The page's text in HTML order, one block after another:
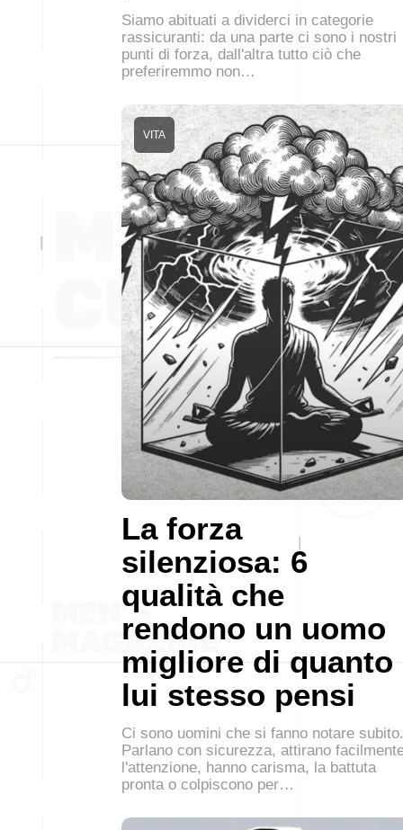
Siamo abituati a dividerci in categorie
rassicuranti: da una parte ci sono i nostri
punti di forza, dall'altra tutto ciò che
preferiremmo non…
La forza
silenziosa: 6
qualità che
rendono un uomo
migliore di quanto
lui stesso pensi
VITA
Ci sono uomini che si fanno notare subito.
Parlano con sicurezza, attirano
l'attenzione, hanno carisma, la battuta
pronta o colpiscono per…